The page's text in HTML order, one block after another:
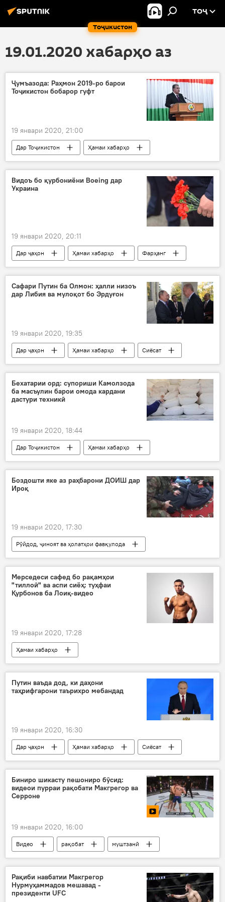
Тоҷикистон
ТОҶ
19.01.2020 хабарҳо аз
Ҷумъазода: Раҳмон 2019-ро барои
Тоҷикистон бобарор гуфт
19 январи 2020, 21:00
Дар Тоҷикистон
Ҳамаи хабарҳо
Сиёсат
Ҳисор сол
Видоъ бо қурбониёни Boeing дар
Украина
19 январи 2020, 20:11
Дар ҷаҳон Ҳамаи хабарҳо
Фарҳанг
Украина
видоъ
Сафари Путин ба Олмон: ҳалли низоъ
дар Либия ва мулоқот бо Эрдуғон
19 январи 2020, 19:35
Дар ҷаҳон Ҳамаи хабарҳо
Сиёсат
Олмон
Владимир Путин
Раҷаб Тайиб Эрдуғон
мулоқот
Бехатарии орд: супориши Камолзода
ба масъулин барои омода кардани
дастури техникӣ
19 январи 2020, 18:44
Дар Тоҷикистон
Ҳамаи хабарҳо
Иҷтимоъ
Вазорати тандурустӣ
Боздошти яке аз раҳбарони ДОИШ дар
Ироқ
19 январи 2020, 17:30
Рӯйдод, ҷиноят ва ҳолатҳои фавқулода
Ҳамаи хабарҳо
Дар ҷаҳон
Ироқ
боздошт
ДОИШ
Мерседеси сафед бо рақамҳои
"тиллоӣ" ва аспи сиёҳ: туҳфаи
Қурбонов ба Лоиқ-видео
19 январи 2020, 17:28
Ҳамаи хабарҳо
Навигариҳои варзиши Тоҷикистон
Дар Тоҷикистон
Путин ваъда дод, ки даҳони
таҳрифгарони таърихро мебандад
19 январи 2020, 16:30
Дар ҷаҳон Ҳамаи хабарҳо
Сиёсат
Владимир Путин
таърих бастан
Биниро шикасту пешониро бӯсид:
видеои пурраи рақобати Макгрегор ва
Серроне
19 январи 2020, 16:00
Видео рақобат
муштзанӣ
Навигариҳои варзиши Тоҷикистон
пирӯзӣ
Рақиби навбатии Макгрегор
Нурмуҳаммадов мешавад -
президенти UFC